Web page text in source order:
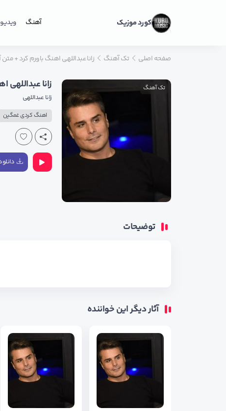
کورد موزیک آهنگ ویدیو
صفحه اصلی تک آهنگ زانا عبداللهی اهنگ باورم کرد +
تک آهنگ زانا
زانا عبداللهی
اهنگ کردی غمگین
توضیحات
آثار دیگر این خواننده